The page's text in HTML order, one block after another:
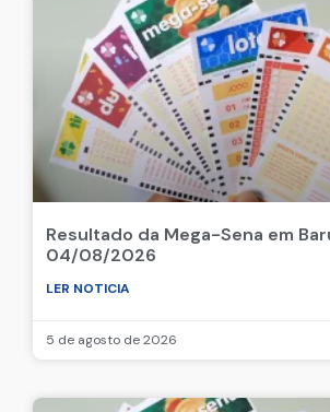
6 de agosto de 2026
Resultado da Mega-Sena em